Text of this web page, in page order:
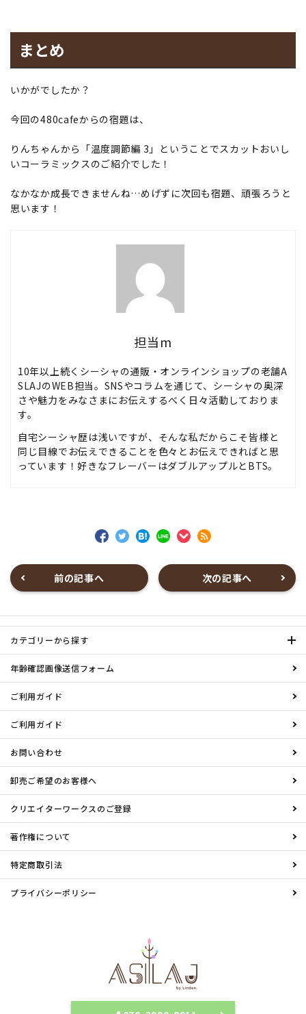
まとめ
いかがでしたか？
今回の480cafeからの宿題は、
りんちゃんから「温度調節編 3」ということでスカットおいし
いコーラミックスのご紹介でした！
なかなか成長できませんね…めげずに次回も宿題、頑張ろうと
思います！
担当m
10年以上続くシーシャの通販・オンラインショップの老舗A
SLAJのWEB担当。SNSやコラムを通じて、シーシャの奥深
さや魅力をみなさまにお伝えするべく日々活動しておりま
す。
自宅シーシャ歴は浅いですが、そんな私だからこそ皆様と
同じ目線でお伝えできることを色々とお伝えできればと思
っています！好きなフレーバーはダブルアップルとBTS。
前の記事へ 次の記事へ
カテゴリーから探す
年齢確認画像送信フォーム
ご利用ガイド
ご利用ガイド
お問い合わせ
卸売ご希望のお客様へ
クリエイターワークスのご登録
著作権について
特定商取引法
プライバシーポリシー